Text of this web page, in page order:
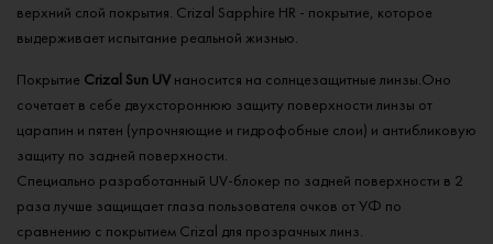
верхний слой покрытия. Crizal Sapphire HR - покрытие, которое
выдерживает испытание реальной жизнью.
Покрытие Crizal Sun UV наносится на солнцезащитные линзы.Оно
сочетает в себе двухстороннюю защиту поверхности линзы от
царапин и пятен (упрочняющие и гидрофобные слои) и антибликовую
защиту по задней поверхности.
Специально разработанный UV-блокер по задней поверхности в 2
раза лучше защищает глаза пользователя очков от УФ по
сравнению с покрытием Crizal для прозрачных линз.